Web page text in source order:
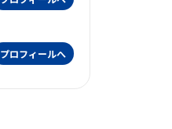
プロフィールへ